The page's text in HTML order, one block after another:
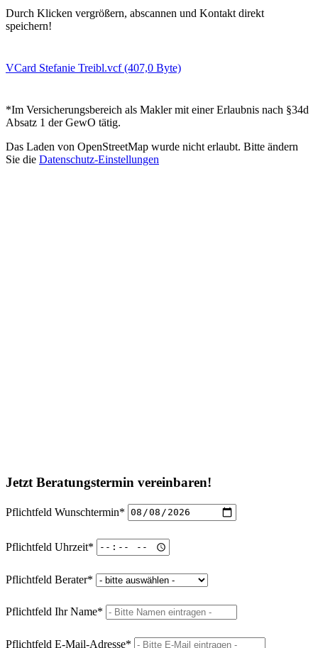
Durch Klicken ver­größern, ab­scannen und Kontakt direkt
speichern!
VCard Stefanie Treibl.vcf(407,0 Byte)
*Im Versicherungsbereich als Makler mit einer Erlaubnis nach §34d
Absatz 1 der GewO tätig.
Das Laden von OpenStreetMap wurde nicht erlaubt. Bitte ändern
Sie die Datenschutz-Einstellungen
Jetzt Beratungstermin vereinbaren!
Pflichtfeld Wunschtermin*
Pflichtfeld Uhrzeit*
Pflichtfeld Berater*
Pflichtfeld Ihr Name*
Pflichtfeld E-Mail-Adresse*